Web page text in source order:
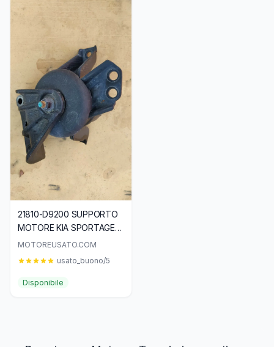
21810-D9200 SUPPORTO
MOTORE KIA SPORTAGE
CRDI Q20
MOTOREUSATO.COM
usato_buono/5
Disponibile